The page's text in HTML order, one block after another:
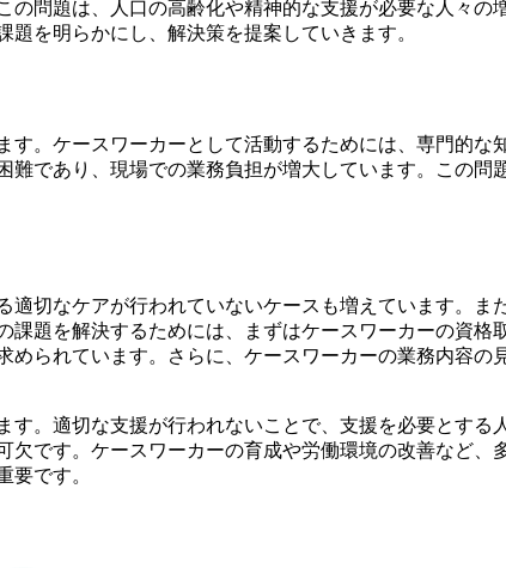
問題は、人口の高齢化や精神的な支援が必要な人々の
を明らかにし、解決策を提案していきます。
。ケースワーカーとして活動するためには、専門的
であり、現場での業務負担が増大しています。この問
切なケアが行われていないケースも増えています。
題を解決するためには、まずはケースワーカーの資
られています。さらに、ケースワーカーの業務内容の
。適切な支援が行われないことで、支援を必要とする
です。ケースワーカーの育成や労働環境の改善など、
要です。